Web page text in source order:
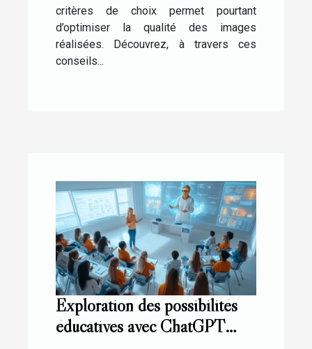
critères de choix permet pourtant
d’optimiser la qualité des images
réalisées. Découvrez, à travers ces
conseils...
Exploration des possibilités
éducatives avec ChatGPT